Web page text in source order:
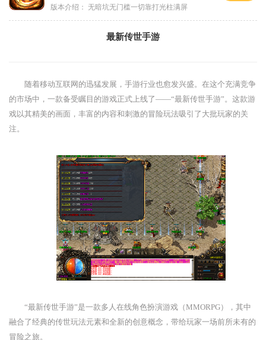
版本介绍： 无暗坑无门槛一切靠打光柱满屏
最新传世手游
随着移动互联网的迅猛发展，手游行业也愈发兴盛。在这个充满竞争
的市场中，一款备受瞩目的游戏正式上线了——“最新传世手游”。这款游
戏以其精美的画面，丰富的内容和刺激的冒险玩法吸引了大批玩家的关
注。
“最新传世手游”是一款多人在线角色扮演游戏（MMORPG），其中
融合了经典的传世玩法元素和全新的创意概念，带给玩家一场前所未有的
冒险之旅。